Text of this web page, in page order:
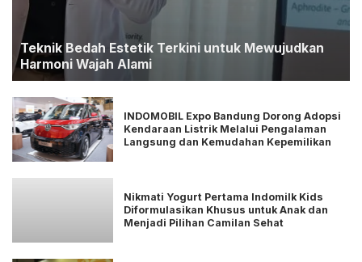
Teknik Bedah Estetik Terkini untuk Mewujudkan
Harmoni Wajah Alami
INDOMOBIL Expo Bandung Dorong Adopsi
Kendaraan Listrik Melalui Pengalaman
Langsung dan Kemudahan Kepemilikan
Nikmati Yogurt Pertama Indomilk Kids
Diformulasikan Khusus untuk Anak dan
Menjadi Pilihan Camilan Sehat